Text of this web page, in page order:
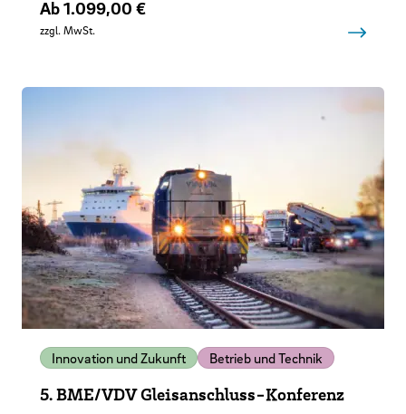
Preis
Ab 1.099,00 €
zzgl. MwSt.
Innovation und Zukunft Betrieb und Technik
5. BME/VDV Gleisanschluss-Konferenz